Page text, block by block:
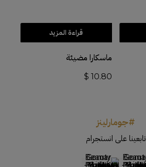
قراءة المزيد
ماسكارا مضيئة
$ 10.80
#جومارلينز
تابعينا على انستجرام